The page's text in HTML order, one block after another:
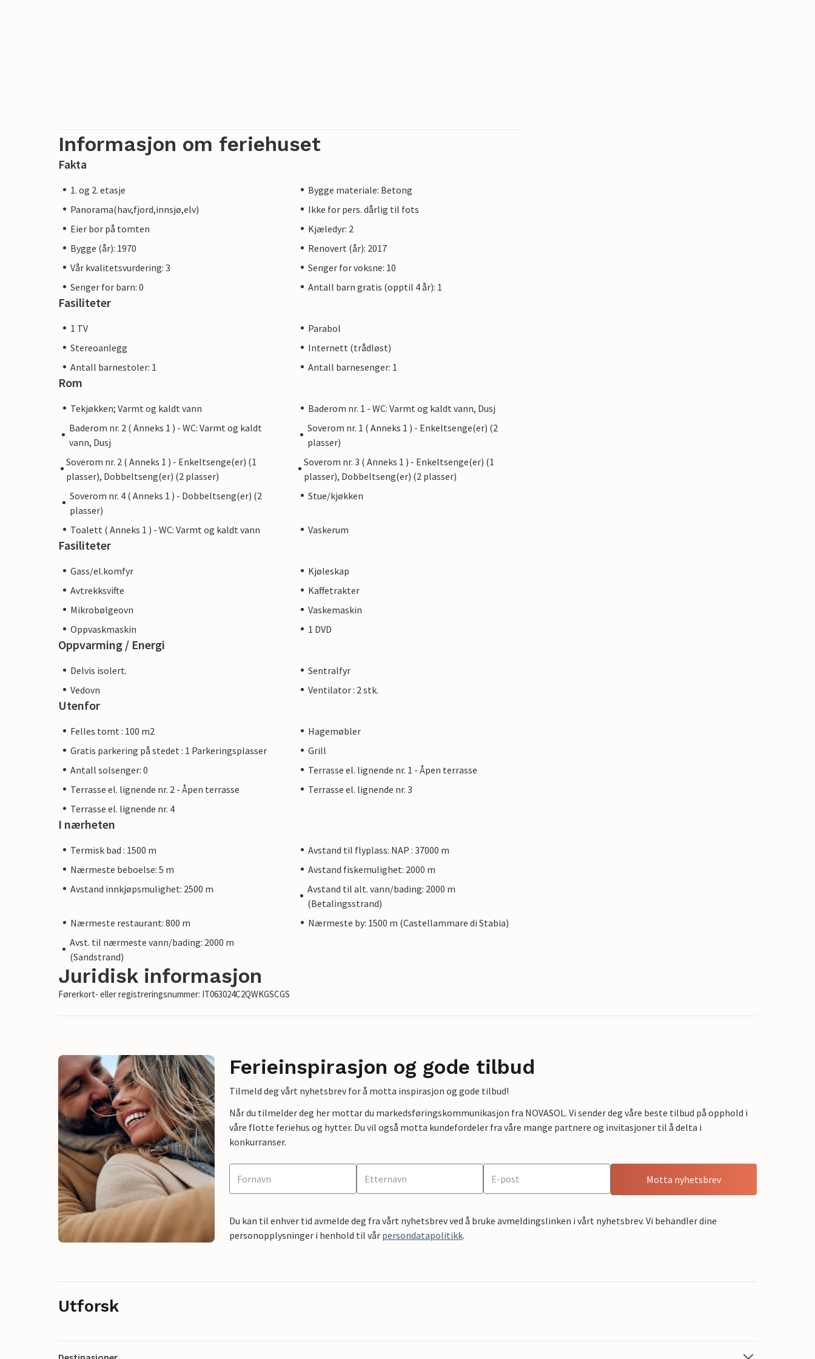
Informasjon om feriehuset
Fakta
1. og 2. etasje
Bygge materiale: Betong
Panorama(hav,fjord,innsjø,elv)
Ikke for pers. dårlig til fots
Eier bor på tomten
Kjæledyr: 2
Bygge (år): 1970
Renovert (år): 2017
Vår kvalitetsvurdering: 3
Senger for voksne: 10
Senger for barn: 0
Antall barn gratis (opptil 4 år): 1
Fasiliteter
1 TV
Parabol
Stereoanlegg
Internett (trådløst)
Antall barnestoler: 1
Antall barnesenger: 1
Rom
Tekjøkken; Varmt og kaldt vann
Baderom nr. 1 - WC: Varmt og kaldt vann, Dusj
Baderom nr. 2 ( Anneks 1 ) - WC: Varmt og kaldt
vann, Dusj
Soverom nr. 1 ( Anneks 1 ) - Enkeltsenge(er) (2
plasser)
Soverom nr. 2 ( Anneks 1 ) - Enkeltsenge(er) (1
plasser), Dobbeltseng(er) (2 plasser)
Soverom nr. 3 ( Anneks 1 ) - Enkeltsenge(er) (1
plasser), Dobbeltseng(er) (2 plasser)
Soverom nr. 4 ( Anneks 1 ) - Dobbeltseng(er) (2
plasser)
Stue/kjøkken
Toalett ( Anneks 1 ) - WC: Varmt og kaldt vann Vaskerum
Fasiliteter
Gass/el.komfyr
Kjøleskap
Avtrekksvifte
Kaffetrakter
Mikrobølgeovn
Vaskemaskin
Oppvaskmaskin
1 DVD
Oppvarming / Energi
Delvis isolert.
Sentralfyr
Vedovn
Ventilator : 2 stk.
Utenfor
Felles tomt : 100 m2
Hagemøbler
Gratis parkering på stedet : 1 Parkeringsplasser
Grill
Antall solsenger: 0
Terrasse el. lignende nr. 1 - Åpen terrasse
Terrasse el. lignende nr. 2 - Åpen terrasse
Terrasse el. lignende nr. 3
Terrasse el. lignende nr. 4
I nærheten
Termisk bad : 1500 m
Avstand til flyplass: NAP : 37000 m
Nærmeste beboelse: 5 m
Avstand fiskemulighet: 2000 m
Avstand innkjøpsmulighet: 2500 m
Avstand til alt. vann/bading: 2000 m
(Betalingsstrand)
Nærmeste restaurant: 800 m
Nærmeste by: 1500 m (Castellammare di Stabia)
Avst. til nærmeste vann/bading: 2000 m
(Sandstrand)
Juridisk informasjon
Førerkort- eller registreringsnummer: IT063024C2QWKGSCGS
Ferieinspirasjon og gode tilbud
Tilmeld deg vårt nyhetsbrev for å motta inspirasjon og gode tilbud!
Når du tilmelder deg her mottar du markedsføringskommunikasjon fra NOVASOL. Vi sender deg våre beste tilbud på opphold i
våre flotte feriehus og hytter. Du vil også motta kundefordeler fra våre mange partnere og invitasjoner til å delta i
konkurranser.
Motta nyhetsbrev
Du kan til enhver tid avmelde deg fra vårt nyhetsbrev ved å bruke avmeldingslinken i vårt nyhetsbrev. Vi behandler dine
personopplysninger i henhold til vår persondatapolitikk.
Utforsk